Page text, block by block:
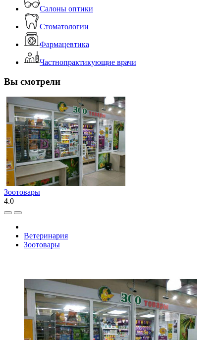
Салоны оптики
Стоматологии
Фармацевтика
Частнопрактикующие врачи
Вы смотрели
Зоотовары
4.0
Ветеринария
Зоотовары